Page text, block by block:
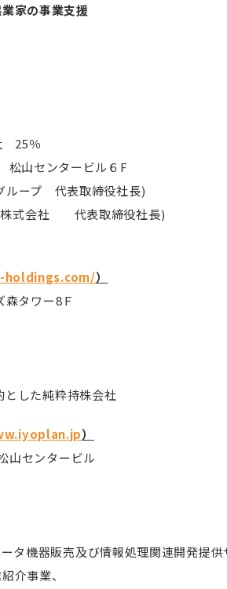
家の事業支援
25％
山センタービル６F
ループ 代表取締役社長)
株式会社 代表取締役社長)
）
タワー8Ｆ
とした純粋持株会社
）
山センタービル
機器販売及び情報処理関連開発提供
事業、